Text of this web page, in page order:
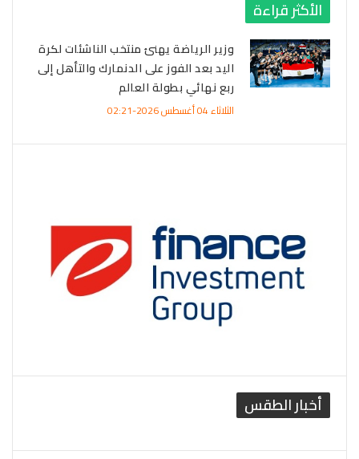
الأكثر قراءة
وزير الرياضة يهنئ منتخب الناشئات لكرة
اليد بعد الفوز على الدنمارك والتأهل إلى
ربع نهائي بطولة العالم
الثلاثاء 04 أغسطس 2026-02:21
أخبار الطقس